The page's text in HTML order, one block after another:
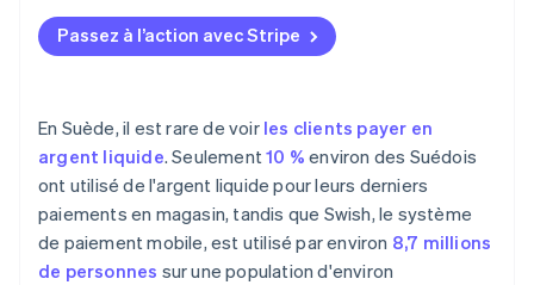
Passez à l’action avec Stripe
En Suède, il est rare de voir les clients payer en
argent liquide. Seulement10 % environ des Suédois
ont utilisé de l'argent liquide pour leurs derniers
paiements en magasin, tandis que Swish, le système
de paiement mobile, est utilisé par environ 8,7 millions
de personnes sur une population d'environ